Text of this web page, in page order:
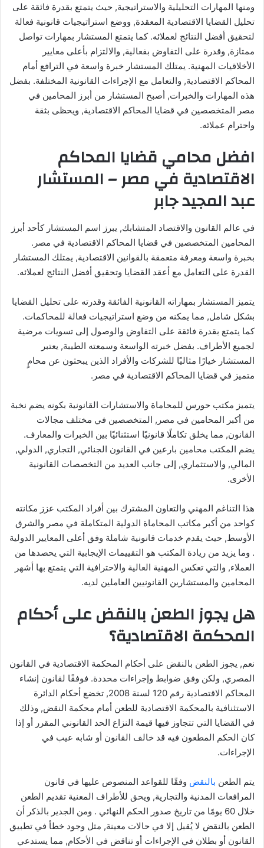
ومنها المهارات التحليلية والاستراتيجية, حيث يتمتع بقدرة فائقة على
تحليل القضايا الاقتصادية المعقدة, ووضع استراتيجيات قانونية فعالة
لتحقيق أفضل النتائج لعملائه. كما يتمتع المستشار بمهارات تواصل
ممتازة, وقدرة على التفاوض بفعالية, والالتزام بأعلى معايير
الأخلاقيات المهنية. يمتلك المستشار خبرة واسعة في الترافع أمام
المحاكم الاقتصادية, والتعامل مع الإجراءات القانونية المختلفة. بفضل
هذه المهارات والخبرات, أصبح المستشار من أبرز المحامين في
مصر المتخصصين في قضايا المحاكم الاقتصادية, ويحظى بثقة
واحترام عملائه.
افضل محامي قضايا المحاكم
الاقتصادية في مصر – المستشار
عبد المجيد جابر
في عالم القانون والاقتصاد المتشابك, يبرز اسم المستشار كأحد أبرز
المحامين المتخصصين في قضايا المحاكم الاقتصادية في مصر.
بخبرة واسعة ومعرفة متعمقة بالقوانين الاقتصادية, يمتلك المستشار
القدرة على التعامل مع أعقد القضايا وتحقيق أفضل النتائج لعملائه.
يتميز المستشار بمهاراته القانونية الفائقة وقدرته على تحليل القضايا
بشكل شامل, مما يمكنه من وضع استراتيجيات فعالة للمحاكمات.
كما يتمتع بقدرة فائقة على التفاوض والوصول إلى تسويات مرضية
لجميع الأطراف. بفضل خبرته الواسعة وسمعته الطيبة, يعتبر
المستشار خيارًا مثاليًا للشركات والأفراد الذين يبحثون عن محامٍ
متميز في قضايا المحاكم الاقتصادية في مصر.
يتميز مكتب حورس للمحاماة والاستشارات القانونية بكونه يضم نخبة
من أكبر المحامين في مصر, المتخصصين في مختلف مجالات
القانون, مما يخلق تكاملًا قانونيًا استثنائيًا بين الخبرات والمعارف.
يضم المكتب محامين بارعين في القانون الجنائي, التجاري, الدولي,
المالي, والاستثماري, إلى جانب العديد من التخصصات القانونية
الأخرى.
هذا التناغم المهني والتعاون المشترك بين أفراد المكتب عزز مكانته
كواحد من أكبر مكاتب المحاماة الدولية المتكاملة في مصر والشرق
الأوسط, حيث يقدم خدمات قانونية شاملة وفق أعلى المعايير الدولية
. وما يزيد من ريادة المكتب هو التقييمات الإيجابية التي يحصدها من
العملاء, والتي تعكس المهنية العالية والاحترافية التي يتمتع بها أشهر
المحامين والمستشارين القانونيين العاملين لديه.
هل يجوز الطعن بالنقض على أحكام
المحكمة الاقتصادية؟
نعم, يجوز الطعن بالنقض على أحكام المحكمة الاقتصادية في القانون
المصري, ولكن وفق ضوابط وإجراءات محددة. فوفقًا لقانون إنشاء
المحاكم الاقتصادية رقم 120 لسنة 2008, تخضع أحكام الدائرة
الاستئنافية بالمحكمة الاقتصادية للطعن أمام محكمة النقض, وذلك
في القضايا التي تتجاوز فيها قيمة النزاع الحد القانوني المقرر أو إذا
كان الحكم المطعون فيه قد خالف القانون أو شابه عيب في
الإجراءات.
يتم الطعن بالنقض وفقًا للقواعد المنصوص عليها في قانون
المرافعات المدنية والتجارية, ويحق للأطراف المعنية تقديم الطعن
خلال 60 يومًا من تاريخ صدور الحكم النهائي . ومن الجدير بالذكر أن
الطعن بالنقض لا يُقبل إلا في حالات معينة, مثل وجود خطأ في تطبيق
القانون أو بطلان في الإجراءات أو تناقض في الأحكام, مما يستدعي